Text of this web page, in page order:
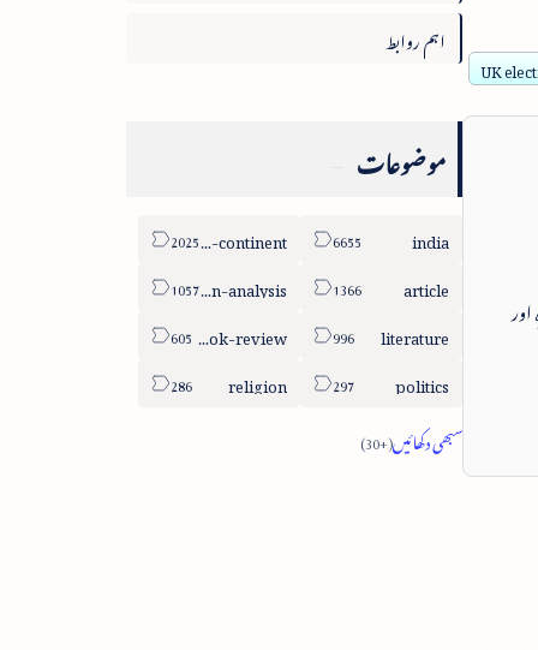
UK
اہم روابط
موضوعات
india
sub-continent
article
column-analysis
literature
book-review
politics
religion